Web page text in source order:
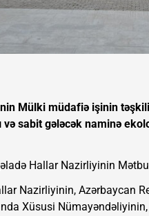
Mülki müdafiə işinin
və sabit gələcək naminə
Hallar Nazirliyinin
Nazirliyinin, Azərbaycan
Xüsusi